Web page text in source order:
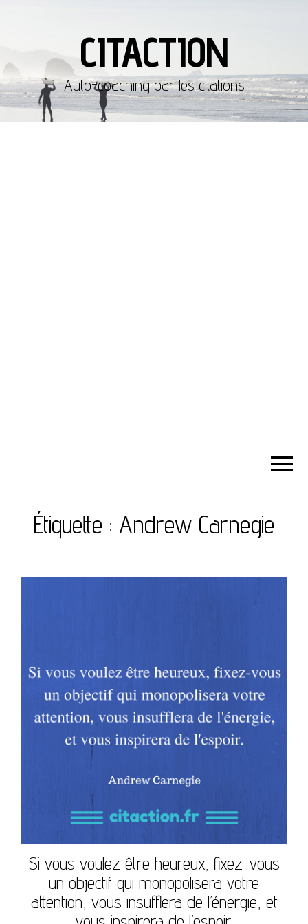
CITACTION
Auto-coaching par les citations
Étiquette : Andrew Carnegie
Si vous voulez être heureux, fixez-vous
un objectif qui monopolisera votre
attention, vous insufflera de l’énergie, et